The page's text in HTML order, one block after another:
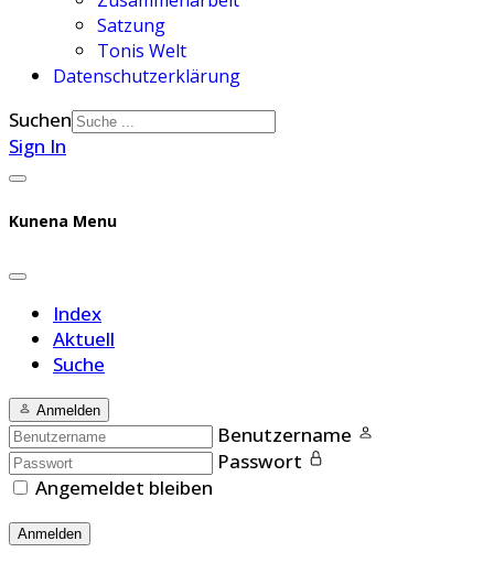
Satzung
Tonis Welt
Datenschutzerklärung
Suchen
Sign In
Kunena Menu
Index
Aktuell
Suche
Anmelden
Benutzername
Passwort
Angemeldet bleiben
Anmelden